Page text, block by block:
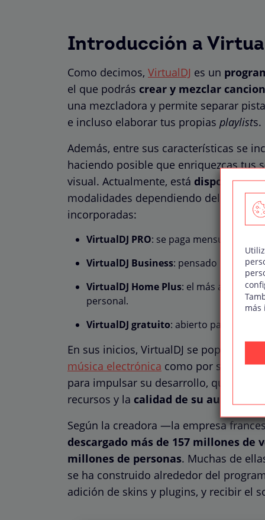
Introducción a
Como decimos, VirtualDJ es un
el que podrás crear y mezclar
una mezcladora y permite separar
e incluso elaborar tus propias playlists.
Además, entre sus características se
haciendo posible que enriquezcas tus
visual. Actualmente, está disponible
modalidades dependiendo del
incorporadas:
VirtualDJ PRO: se paga mensualmente
VirtualDJ Business: pensado para
VirtualDJ Home Plus: el más
personal.
VirtualDJ gratuito: abierto para
En sus inicios, VirtualDJ se popularizó
música electrónica como por su
para impulsar su desarrollo, que le
recursos y la calidad de su audio
Según la creadora —la empresa
descargado más de 157 millones de
millones de personas. Muchas de
se ha construido alrededor del
adición de skins y plugins, y recibir el
más